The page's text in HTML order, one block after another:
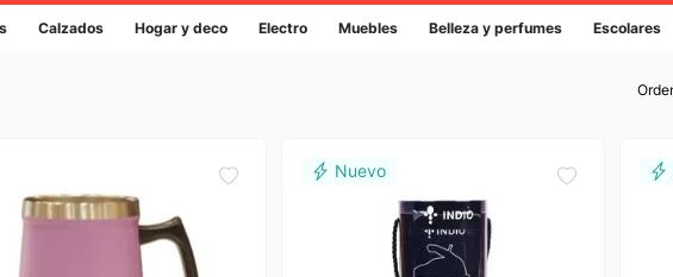
Calzados Hogar y deco Electro Muebles Belleza y perfumes Escolares
Términos más buscados
botin